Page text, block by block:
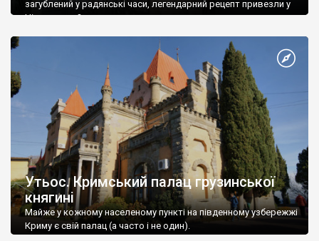
загублений у радянські часи, легендарний рецепт привезли у
Ніжин греки?
Утьос. Кримський палац грузинської
княгині
Майже у кожному населеному пункті на південному узбережжі
Криму є свій палац (а часто і не один).